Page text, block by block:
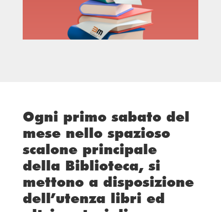
Ogni primo sabato del
mese nello spazioso
scalone principale
della Biblioteca, si
mettono a disposizione
dell’utenza libri ed